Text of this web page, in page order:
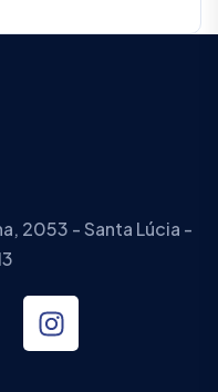
2053 - Santa Lúcia -